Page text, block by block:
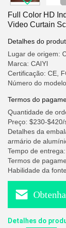
Full Color HD
Video Curtain
Detalhes do
Lugar de origem:
Marca: CAIYI
Certificação: CE,
Número do
Termos do
Quantidade de
Preço: $230-$420/
Detalhes da
armário de
Tempo de
Termos de
Habilidade da
Detalhes do